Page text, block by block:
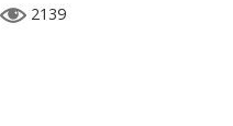
2139